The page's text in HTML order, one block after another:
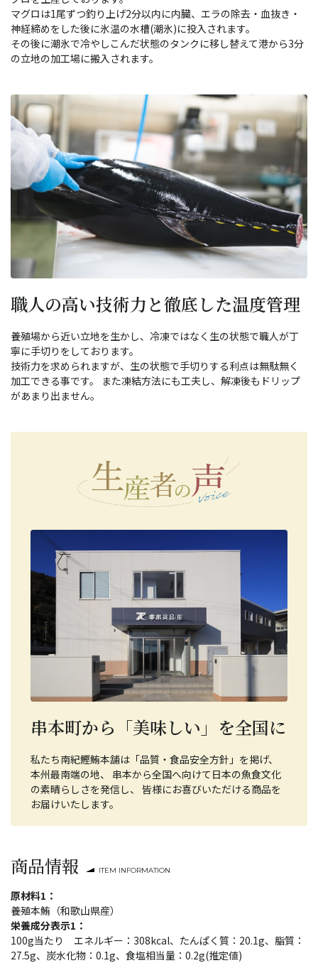
マグロは1尾ずつ釣り上げ2分以内に内臓、エラの除去・血抜き・
神経締めをした後に氷温の水槽(潮氷)に投入されます。
その後に潮氷で冷やしこんだ状態のタンクに移し替えて港から3分
の立地の加工場に搬入されます。
職人の高い技術力と徹底した温度管理
養殖場から近い立地を生かし、冷凍ではなく生の状態で職人が丁
寧に手切りをしております。
技術力を求められますが、生の状態で手切りする利点は無駄無く
加工できる事です。 また凍結方法にも工夫し、解凍後もドリップ
があまり出ません。
串本町から「美味しい」を全国に
私たち南紀鰹鮪本舗は「品質・食品安全方針」を掲げ、
本州最南端の地、 串本から全国へ向けて日本の魚食文化
の素晴らしさを発信し、 皆様にお喜びいただける商品を
お届けいたします。
商品情報 ITEM INFORMATION
原材料1：
養殖本鮪（和歌山県産）
栄養成分表示1：
100g当たり エネルギー：308kcal、たんぱく質：20.1g、脂質：
27.5g、炭水化物：0.1g、食塩相当量：0.2g(推定値)